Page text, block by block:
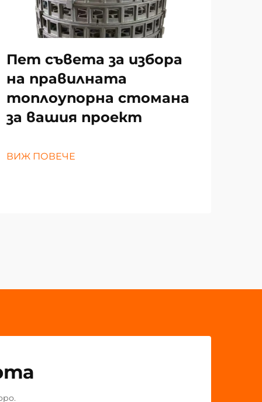
Пет съвета за избора
на правилната
топлоупорна стомана
за вашия проект
ВИЖ ПОВЕЧЕ